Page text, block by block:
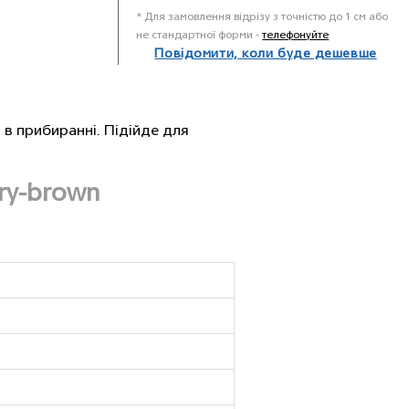
* Для замовлення відрізу з точністю до 1 см або
не стандартної форми -телефонуйте
Повідомити, коли буде дешевше
прибиранні. Підійде для
brown